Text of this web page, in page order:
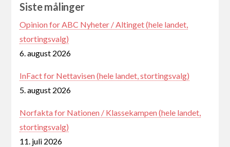
Siste målinger
Opinion for ABC Nyheter / Altinget (hele landet,
stortingsvalg)
6. august 2026
InFact for Nettavisen (hele landet, stortingsvalg)
5. august 2026
Norfakta for Nationen / Klassekampen (hele landet,
stortingsvalg)
11. juli 2026